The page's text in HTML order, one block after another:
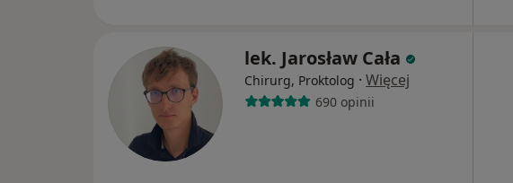
lek. Jarosław Cała
Chirurg, Proktolog · Więcej
690 opinii